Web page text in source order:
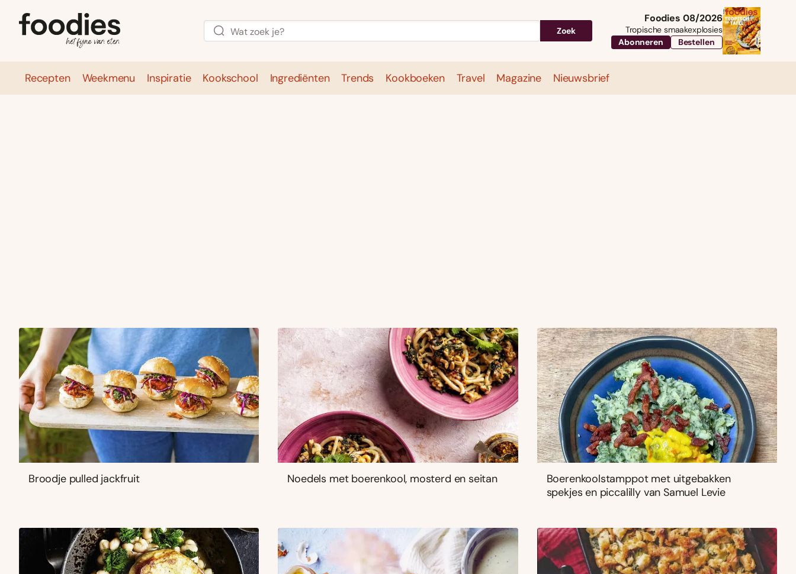
Zoek
Foodies 08/2026
Tropische smaakexplosies
Abonneren
Bestellen
Recepten Weekmenu Inspiratie Kookschool Ingrediënten Trends Kookboeken Travel Magazine Nieuwsbrief
Broodje pulled jackfruit Noedels met boerenkool, mosterd en seitan
Boerenkoolstamppot met uitgebakken
spekjes en piccalilly van Samuel Levie